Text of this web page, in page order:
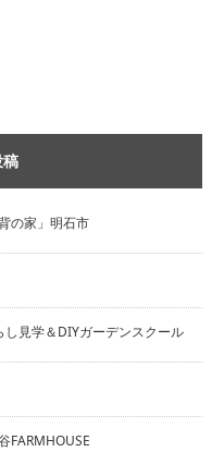
の家」明石市
し見学＆DIYガーデンスクール
FARMHOUSE